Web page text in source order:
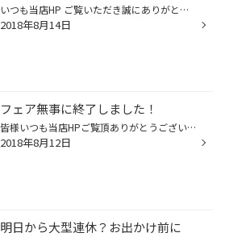
いつも当店HP ご覧いただき誠にありがとうございます。 タイヤ館一宮バイパス店です！ お盆真っ只中ですね！！ 道がUターンラッシュなのか混んでますね～ 当店 先日フェアが無事に終わり 始まりました！ 本日も早速、ご予約いただきました！ありがとうございます 軽自動車・ハイブリットカーなど売...
2018年8月14日
フェア無事に終了しました！
皆様いつも当店HPご覧頂ありがとうございます。 タイヤ館一宮バイパス店です。 期間中多くのお客様にご来店頂きありがとうございました！ 本日も、あいにくの天気ながら タイヤ交換・オイル交換ありがとうございました！ 明日より、通常営業に戻りますが、 お盆期間中 お店定休日（水曜）以外は 営...
2018年8月12日
明日から大型連休？お出かけ前に